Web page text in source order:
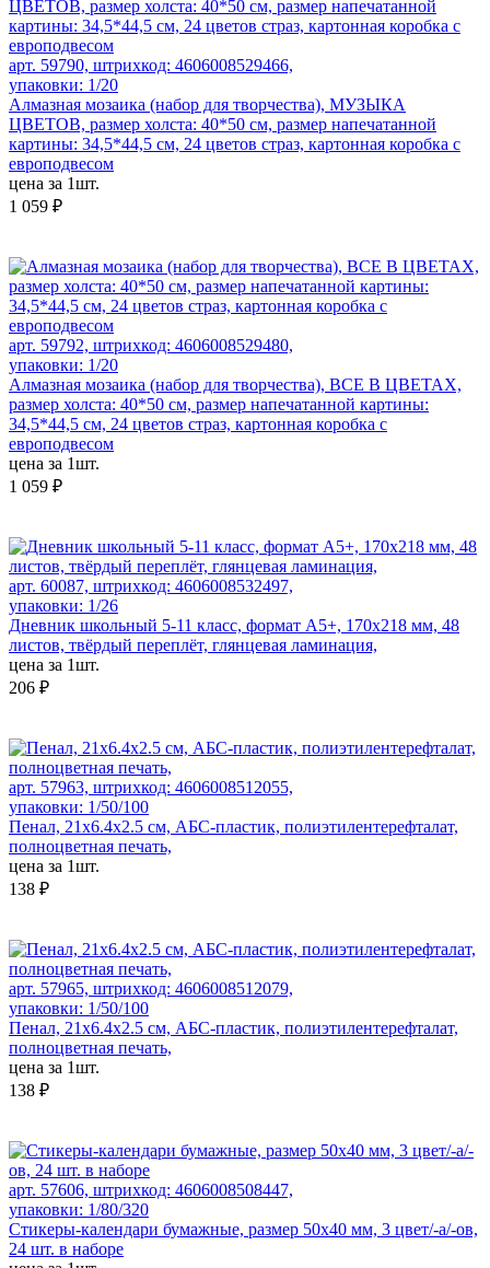
арт. 59790, штрихкод: 4606008529466,
упаковки: 1/20
Алмазная мозаика (набор для творчества), МУЗЫКА
ЦВЕТОВ, размер холста: 40*50 см, размер напечатанной
картины: 34,5*44,5 см, 24 цветов страз, картонная коробка с
европодвесом
цена за 1шт.
1 059 ₽
арт. 59792, штрихкод: 4606008529480,
упаковки: 1/20
Алмазная мозаика (набор для творчества), ВСЕ В ЦВЕТАХ,
размер холста: 40*50 см, размер напечатанной картины:
34,5*44,5 см, 24 цветов страз, картонная коробка с
европодвесом
цена за 1шт.
1 059 ₽
арт. 60087, штрихкод: 4606008532497,
упаковки: 1/26
Дневник школьный 5-11 класс, формат А5+, 170х218 мм, 48
листов, твёрдый переплёт, глянцевая ламинация,
цена за 1шт.
206 ₽
арт. 57963, штрихкод: 4606008512055,
упаковки: 1/50/100
Пенал, 21х6.4х2.5 см, АБС-пластик, полиэтилентерефталат,
полноцветная печать,
цена за 1шт.
138 ₽
арт. 57965, штрихкод: 4606008512079,
упаковки: 1/50/100
Пенал, 21х6.4х2.5 см, АБС-пластик, полиэтилентерефталат,
полноцветная печать,
цена за 1шт.
138 ₽
арт. 57606, штрихкод: 4606008508447,
упаковки: 1/80/320
Стикеры-календари бумажные, размер 50x40 мм, 3 цвет/-а/-ов,
24 шт. в наборе